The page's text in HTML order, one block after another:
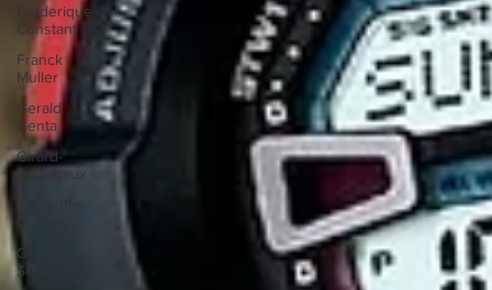
Frederique
Constant
Franck
Muller
Gerald
Genta
Girard-
Perregaux
Grand
Seiko